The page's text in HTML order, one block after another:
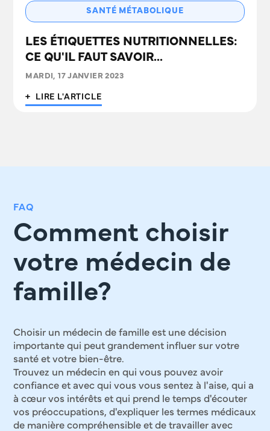
SANTÉ MÉTABOLIQUE
LES ÉTIQUETTES NUTRITIONNELLES:
CE QU'IL FAUT SAVOIR...
MARDI, 17 JANVIER 2023
+ LIRE L'ARTICLE
FAQ
Comment choisir
votre médecin de
famille?
Choisir un médecin de famille est une décision
importante qui peut grandement influer sur votre
santé et votre bien-être.
Trouvez un médecin en qui vous pouvez avoir
confiance et avec qui vous vous sentez à l'aise, qui a
à cœur vos intérêts et qui prend le temps d'écouter
vos préoccupations, d'expliquer les termes médicaux
de manière compréhensible et de travailler avec